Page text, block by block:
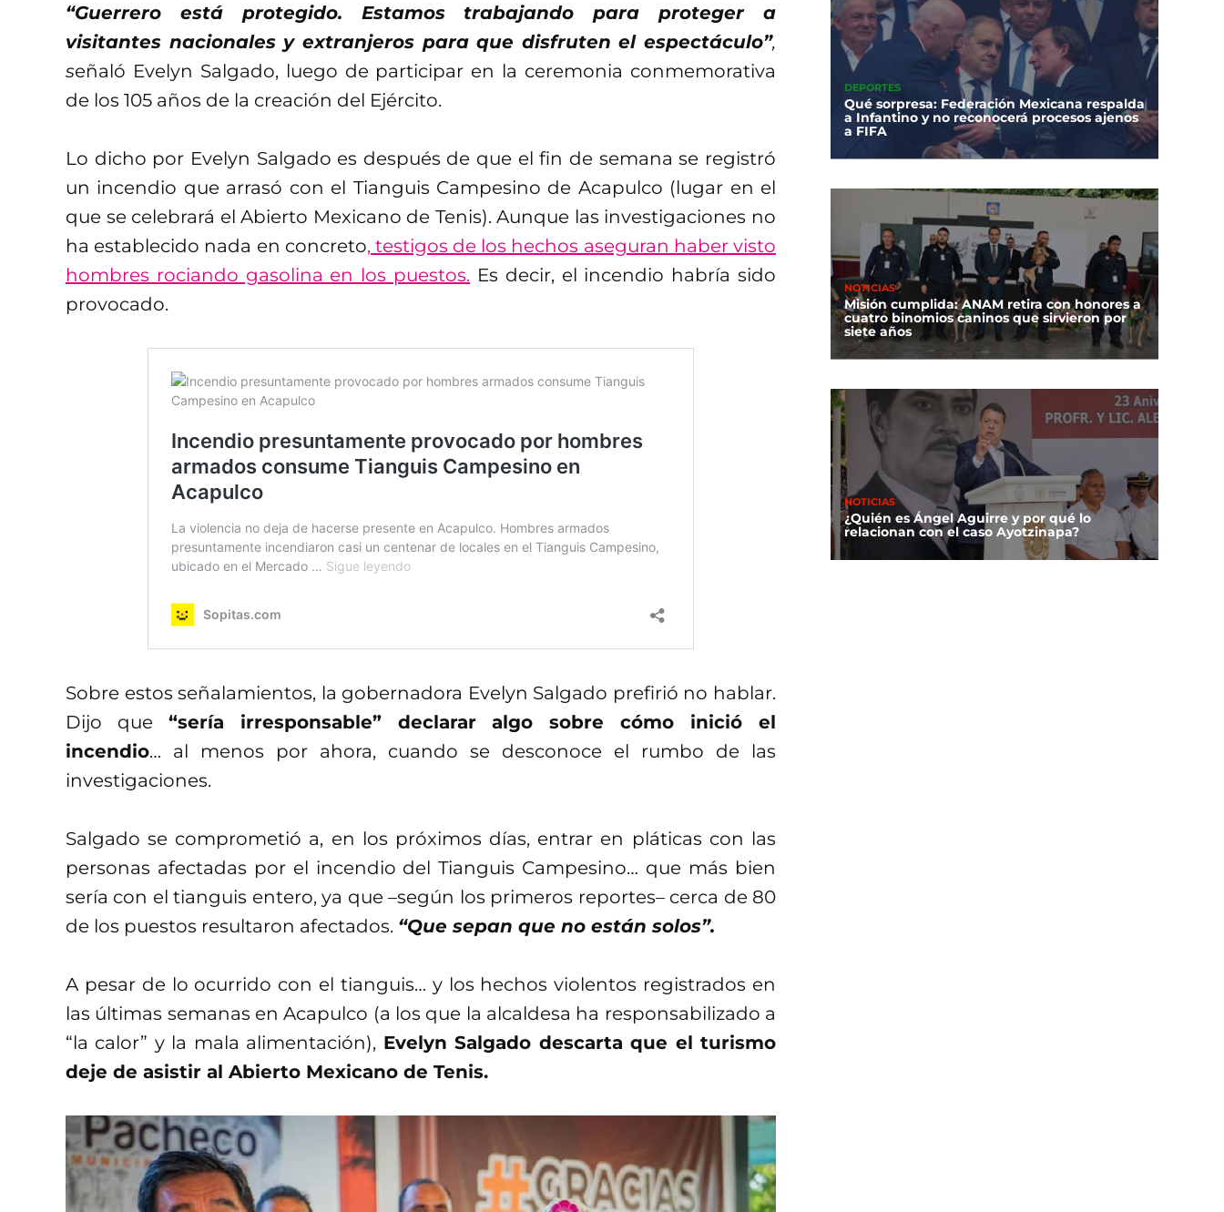
“Guerrero está protegido. Estamos trabajando para proteger a
visitantes nacionales y extranjeros para que disfruten el espectáculo”,
señaló Evelyn Salgado, luego de participar en la ceremonia conmemorativa
de los 105 años de la creación del Ejército.
Lo dicho por Evelyn Salgado es después de que el fin de semana se registró
un incendio que arrasó con el Tianguis Campesino de Acapulco (lugar en el
que se celebrará el Abierto Mexicano de Tenis). Aunque las investigaciones no
ha establecido nada en concreto, testigos de los hechos aseguran haber visto
hombres rociando gasolina en los puestos. Es decir, el incendio habría sido
provocado.
Sobre estos señalamientos, la gobernadora Evelyn Salgado prefirió no hablar.
Dijo que “sería irresponsable” declarar algo sobre cómo inició el
incendio… al menos por ahora, cuando se desconoce el rumbo de las
investigaciones.
Salgado se comprometió a, en los próximos días, entrar en pláticas con las
personas afectadas por el incendio del Tianguis Campesino… que más bien
sería con el tianguis entero, ya que –según los primeros reportes– cerca de 80
de los puestos resultaron afectados. “Que sepan que no están solos”.
A pesar de lo ocurrido con el tianguis… y los hechos violentos registrados en
las últimas semanas en Acapulco (a los que la alcaldesa ha responsabilizado a
“la calor” y la mala alimentación), Evelyn Salgado descarta que el turismo
deje de asistir al Abierto Mexicano de Tenis.
DEPORTES
Qué sorpresa: Federación Mexicana respalda
a Infantino y no reconocerá procesos ajenos
a FIFA
NOTICIAS
Misión cumplida: ANAM retira con honores a
cuatro binomios caninos que sirvieron por
siete años
NOTICIAS
¿Quién es Ángel Aguirre y por qué lo
relacionan con el caso Ayotzinapa?